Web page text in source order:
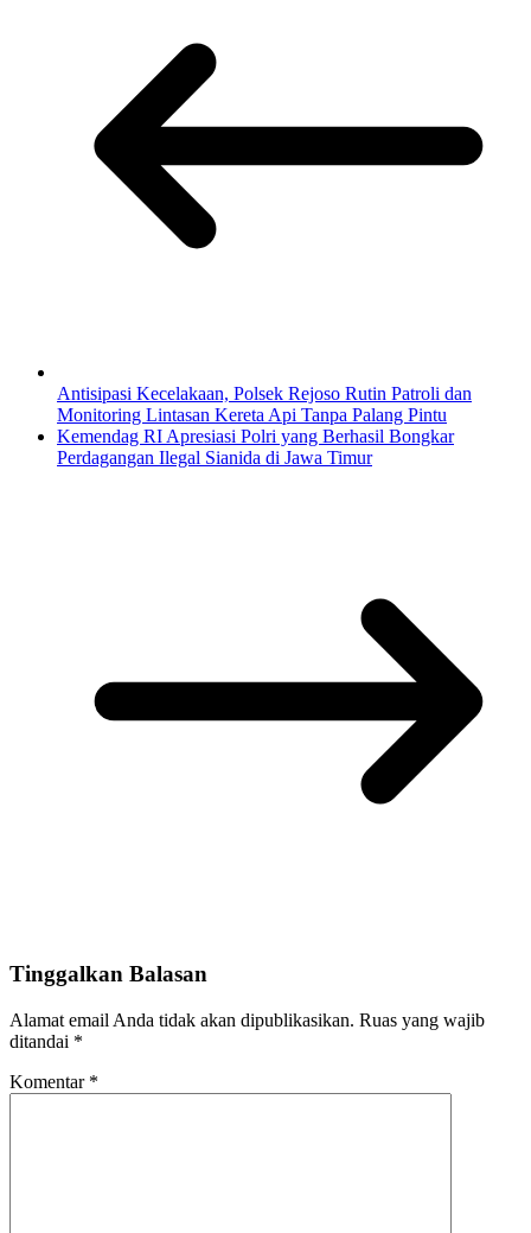
Antisipasi Kecelakaan, Polsek Rejoso Rutin Patroli dan
Monitoring Lintasan Kereta Api Tanpa Palang Pintu
Kemendag RI Apresiasi Polri yang Berhasil Bongkar
Perdagangan Ilegal Sianida di Jawa Timur
Tinggalkan Balasan
Alamat email Anda tidak akan dipublikasikan. Ruas yang wajib
ditandai *
Komentar *